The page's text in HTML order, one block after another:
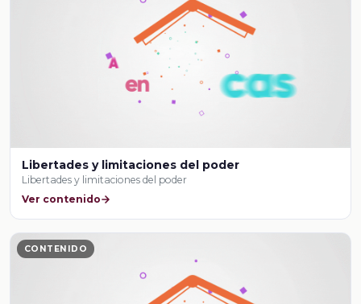
Libertades y limitaciones del poder
Libertades y limitaciones del poder
Ver contenido
CONTENIDO